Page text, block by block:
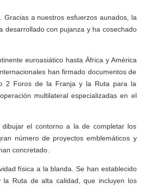
a nuestros esfuerzos aunados, la
desarrollado con pujanza y ha cosechado
euroasiático hasta África y América
han firmado documentos de
2 Foros de la Franja y la Ruta para la
multilateral especializadas en el
el contorno a la de completar los
número de proyectos emblemáticos y
concretado.
física a la blanda. Se han establecido
Ruta de alta calidad, que incluyen los